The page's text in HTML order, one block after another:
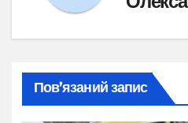
Пов’язаний запис